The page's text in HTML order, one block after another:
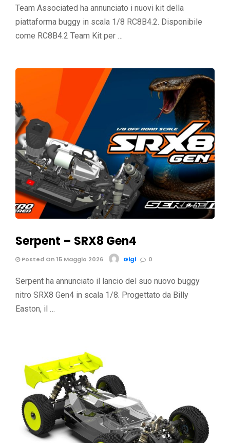
Team Associated ha annunciato i nuovi kit della
piattaforma buggy in scala 1/8 RC8B4.2. Disponibile
come RC8B4.2 Team Kit per …
67
Serpent – SRX8 Gen4
Posted On 15 Maggio 2026 Gigi 0
Serpent ha annunciato il lancio del suo nuovo buggy
nitro SRX8 Gen4 in scala 1/8. Progettato da Billy
Easton, il …